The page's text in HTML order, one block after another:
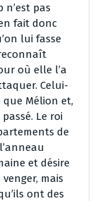
pas
fait donc
lui fasse
où elle l’a
Celui-
Mélion et,
Le roi
de
et désire
mais
ont des